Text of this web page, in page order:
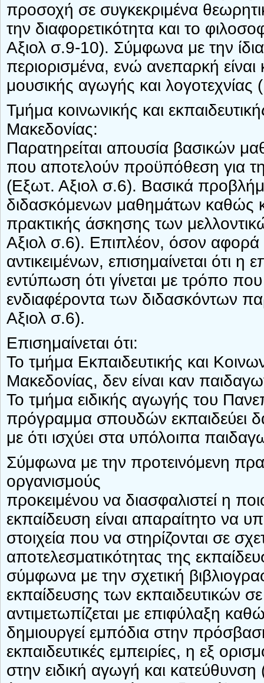
προσοχή σε συγκεκριμένα
την διαφορετικότητα και το
Αξιολ σ.9-10). Σύμφωνα με την
περιορισμένα, ενώ ανεπαρκή είναι
μουσικής αγωγής και
Τμήμα κοινωνικής και
Μακεδονίας:
Παρατηρείται απουσία βασικών
που αποτελούν προϋπόθεση για
(Εξωτ. Αξιολ σ.6). Βασικά
διδασκόμενων μαθημάτων καθώς
πρακτικής άσκησης των
Αξιολ σ.6). Επιπλέον, όσον αφορά
αντικειμένων, επισημαίνεται ότι η
εντύπωση ότι γίνεται με τρόπο
ενδιαφέροντα των διδασκόντων
Αξιολ σ.6).
Επισημαίνεται ότι:
Το τμήμα Εκπαιδευτικής και
Μακεδονίας, δεν είναι καν
Το τμήμα ειδικής αγωγής του
πρόγραμμα σπουδών εκπαιδεύει
με ότι ισχύει στα υπόλοιπα
Σύμφωνα με την προτεινόμενη
οργανισμούς
προκειμένου να διασφαλιστεί η
εκπαίδευση είναι απαραίτητο να
στοιχεία που να στηρίζονται σε
αποτελεσματικότητας της
σύμφωνα με την σχετική
εκπαίδευσης των εκπαιδευτικών σε
αντιμετωπίζεται με επιφύλαξη
δημιουργεί εμπόδια στην
εκπαιδευτικές εμπειρίες, η εξ
στην ειδική αγωγή και